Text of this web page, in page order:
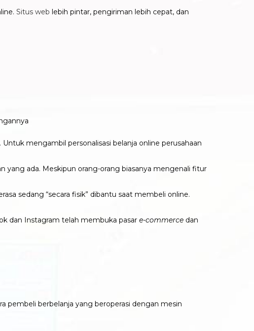
Situs web lebih pintar, pengiriman lebih cepat, dan
mengambil personalisasi belanja online perusahaan
ada. Meskipun orang-orang biasanya mengenali fitur
sedang “secara fisik” dibantu saat membeli online.
dan Instagram telah membuka pasar e-commerce dan
pembeli berbelanja yang beroperasi dengan mesin